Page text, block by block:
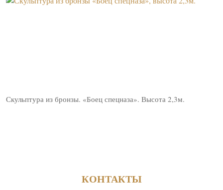
Скульптура из бронзы. «Боец спецназа». Высота 2,3м.
КОНТАКТЫ